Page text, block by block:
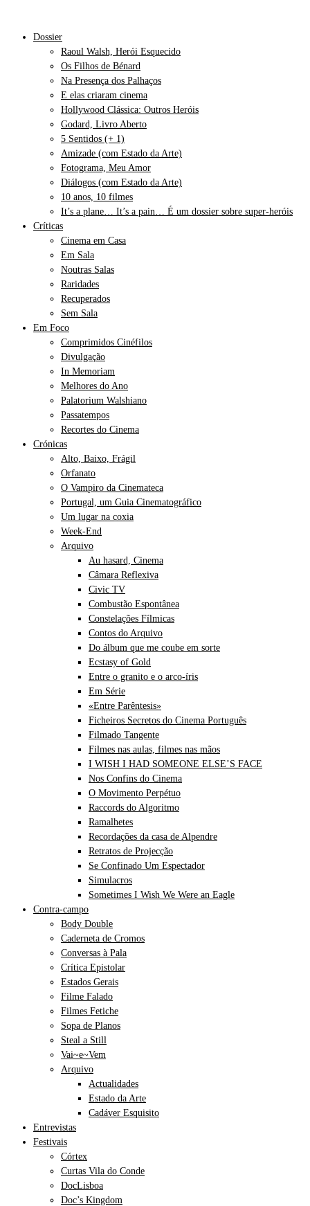
Dossier
Raoul Walsh, Herói Esquecido
Os Filhos de Bénard
Na Presença dos Palhaços
E elas criaram cinema
Hollywood Clássica: Outros Heróis
Godard, Livro Aberto
5 Sentidos (+ 1)
Amizade (com Estado da Arte)
Fotograma, Meu Amor
Diálogos (com Estado da Arte)
10 anos, 10 filmes
It’s a plane… It’s a pain… É um dossier sobre super-heróis
Críticas
Cinema em Casa
Em Sala
Noutras Salas
Raridades
Recuperados
Sem Sala
Em Foco
Comprimidos Cinéfilos
Divulgação
In Memoriam
Melhores do Ano
Palatorium Walshiano
Passatempos
Recortes do Cinema
Crónicas
Alto, Baixo, Frágil
Orfanato
O Vampiro da Cinemateca
Portugal, um Guia Cinematográfico
Um lugar na coxia
Week-End
Arquivo
Au hasard, Cinema
Câmara Reflexiva
Civic TV
Combustão Espontânea
Constelações Fílmicas
Contos do Arquivo
Do álbum que me coube em sorte
Ecstasy of Gold
Entre o granito e o arco-íris
Em Série
«Entre Parêntesis»
Ficheiros Secretos do Cinema Português
Filmado Tangente
Filmes nas aulas, filmes nas mãos
I WISH I HAD SOMEONE ELSE’S FACE
Nos Confins do Cinema
O Movimento Perpétuo
Raccords do Algoritmo
Ramalhetes
Recordações da casa de Alpendre
Retratos de Projecção
Se Confinado Um Espectador
Simulacros
Sometimes I Wish We Were an Eagle
Contra-campo
Body Double
Caderneta de Cromos
Conversas à Pala
Crítica Epistolar
Estados Gerais
Filme Falado
Filmes Fetiche
Sopa de Planos
Steal a Still
Vai~e~Vem
Arquivo
Actualidades
Estado da Arte
Cadáver Esquisito
Entrevistas
Festivais
Córtex
Curtas Vila do Conde
DocLisboa
Doc’s Kingdom